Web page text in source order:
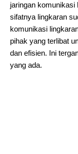
jaringan komunikasi
sifatnya lingkaran
komunikasi
pihak yang terlibat
dan efisien. Ini
yang ada.